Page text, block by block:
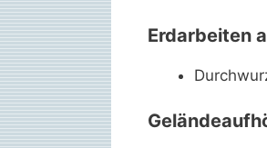
Erdarbeiten